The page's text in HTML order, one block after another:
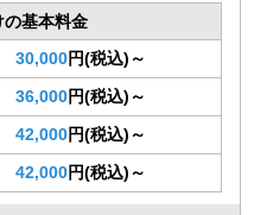
の基本料金
30,000円(税込)～
36,000円(税込)～
42,000円(税込)～
42,000円(税込)～